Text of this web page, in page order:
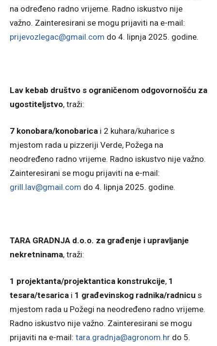
na određeno radno vrijeme. Radno iskustvo nije
važno. Zainteresirani se mogu prijaviti na e-mail:
prijevozlegac@gmail.com do 4. lipnja 2025. godine.
Lav kebab društvo s ograničenom odgovornošću za
ugostiteljstvo, traži:
7 konobara/konobarica i 2 kuhara/kuharice s
mjestom rada u pizzeriji Verde, Požega na
neodređeno radno vrijeme. Radno iskustvo nije važno.
Zainteresirani se mogu prijaviti na e-mail:
grill.lav@gmail.com do 4. lipnja 2025. godine.
TARA GRADNJA d.o.o. za građenje i upravljanje
nekretninama, traži:
1 projektanta/projektantica konstrukcije, 1
tesara/tesarica i 1 građevinskog radnika/radnicu s
mjestom rada u Požegi na neodređeno radno vrijeme.
Radno iskustvo nije važno. Zainteresirani se mogu
prijaviti na e-mail: tara.gradnja@agronom.hr do 5.